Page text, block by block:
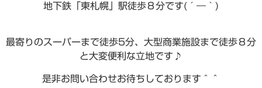
地下鉄「東札幌」駅徒歩８分です(´―｀)
最寄りのスーパーまで徒歩5分、大型商業施設まで徒歩８分
と大変便利な立地です♪
是非お問い合わせお待ちしております＾＾